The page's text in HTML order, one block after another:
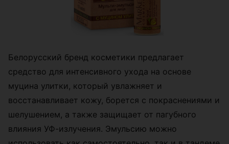
Белорусский бренд косметики предлагает
средство для интенсивного ухода на основе
муцина улитки, который увлажняет и
восстанавливает кожу, борется с покраснениями и
шелушением, а также защищает от пагубного
влияния УФ-излучения. Эмульсию можно